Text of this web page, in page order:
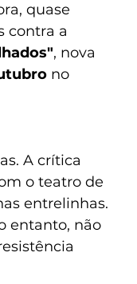
quase
contra a
, nova
no
A crítica
o teatro de
entrelinhas.
entanto, não